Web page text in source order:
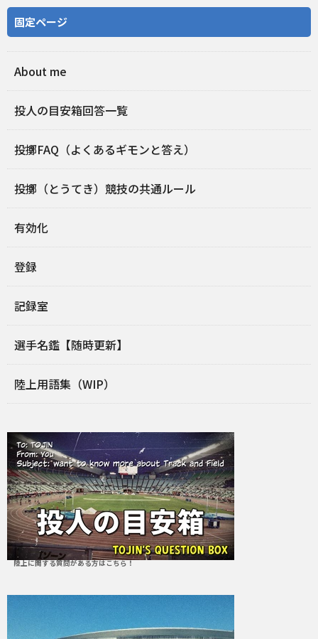
固定ページ
About me
投人の目安箱回答一覧
投擲FAQ（よくあるギモンと答え）
投擲（とうてき）競技の共通ルール
有効化
登録
記録室
選手名鑑【随時更新】
陸上用語集（WIP）
陸上に関する質問がある方はこちら！